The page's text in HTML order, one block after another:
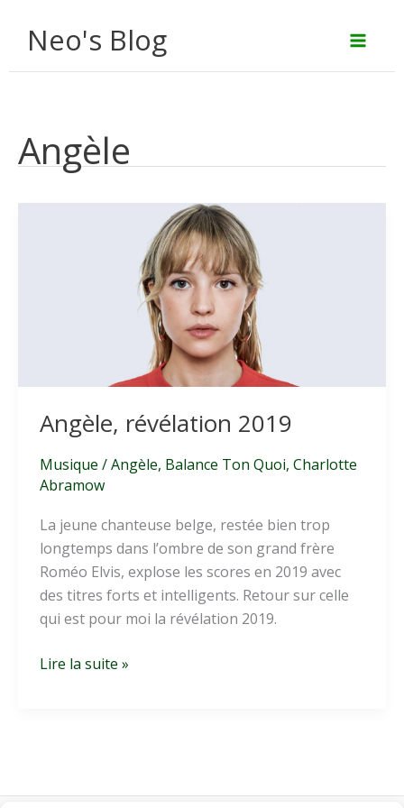
Neo's Blog
Angèle
Angèle, révélation 2019
Musique /Angèle, Balance Ton Quoi, Charlotte
Abramow
La jeune chanteuse belge, restée bien trop
longtemps dans l’ombre de son grand frère
Roméo Elvis, explose les scores en 2019 avec
des titres forts et intelligents. Retour sur celle
qui est pour moi la révélation 2019.
Angèle,
Lire la suite »